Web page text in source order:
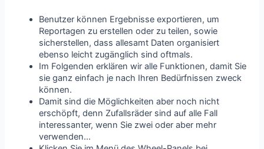
Benutzer können Ergebnisse exportieren, um
Reportagen zu erstellen oder zu teilen, sowie
sicherstellen, dass allesamt Daten organisiert
ebenso leicht zugänglich sind oftmals.
Im Folgenden erklären wir alle Funktionen, damit Sie
sie ganz einfach je nach Ihren Bedürfnissen zweck
können.
Damit sind die Möglichkeiten aber noch nicht
erschöpft, denn Zufallsräder sind auf alle Fall
interessanter, wenn Sie zwei oder aber mehr
verwenden…